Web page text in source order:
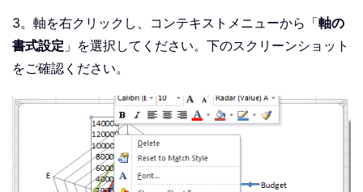
3。軸を右クリックし、コンテキストメニューから「軸の
書式設定 」を選択してください。下のスクリーンショット
をご確認ください。